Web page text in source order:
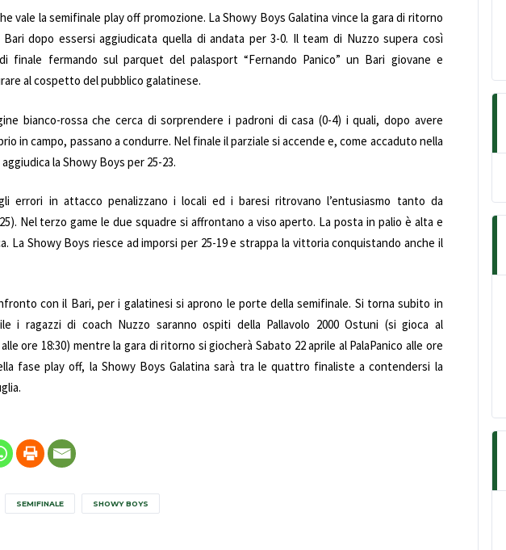
vale la semifinale play off promozione. La Showy Boys Galatina vince la gara di ritorno
dopo essersi aggiudicata quella di andata per 3-0. Il team di Nuzzo supera così
finale fermando sul parquet del palasport “Fernando Panico” un Bari giovane e
al cospetto del pubblico galatinese.
bianco-rossa che cerca di sorprendere i padroni di casa (0-4) i quali, dopo avere
in campo, passano a condurre. Nel finale il parziale si accende e, come accaduto nella
la Showy Boys per 25-23.
errori in attacco penalizzano i locali ed i baresi ritrovano l’entusiasmo tanto da
Nel terzo game le due squadre si affrontano a viso aperto. La posta in palio è alta e
La Showy Boys riesce ad imporsi per 25-19 e strappa la vittoria conquistando anche il
con il Bari, per i galatinesi si aprono le porte della semifinale. Si torna subito in
i ragazzi di coach Nuzzo saranno ospiti della Pallavolo 2000 Ostuni (si gioca al
ore 18:30) mentre la gara di ritorno si giocherà Sabato 22 aprile al PalaPanico alle ore
fase play off, la Showy Boys Galatina sarà tra le quattro finaliste a contendersi la
SEMIFINALE SHOWY BOYS